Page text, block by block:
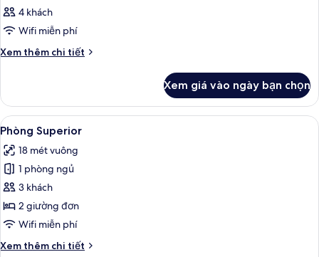
4 khách
Wifi miễn phí
Xem thêm chi tiết
Chi
Phòng
Xem giá vào ngày bạn chọn
Xem
tất
cả
ảnh
Phòng
Superior
Phòng Superior | Két bảo mật tại
5
Phòng Superior
18 mét vuông
1 phòng ngủ
3 khách
2 giường đơn
Wifi miễn phí
Xem thêm chi tiết
Chi